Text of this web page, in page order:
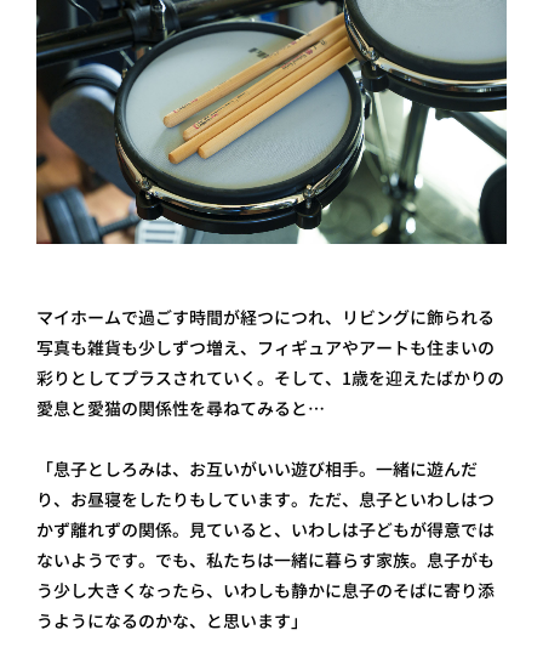
マイホームで過ごす時間が経つにつれ、リビングに飾られる
写真も雑貨も少しずつ増え、フィギュアやアートも住まいの
彩りとしてプラスされていく。そして、1歳を迎えたばかりの
愛息と愛猫の関係性を尋ねてみると…
「息子としろみは、お互いがいい遊び相手。一緒に遊んだ
り、お昼寝をしたりもしています。ただ、息子といわしはつ
かず離れずの関係。見ていると、いわしは子どもが得意では
ないようです。でも、私たちは一緒に暮らす家族。息子がも
う少し大きくなったら、いわしも静かに息子のそばに寄り添
うようになるのかな、と思います」